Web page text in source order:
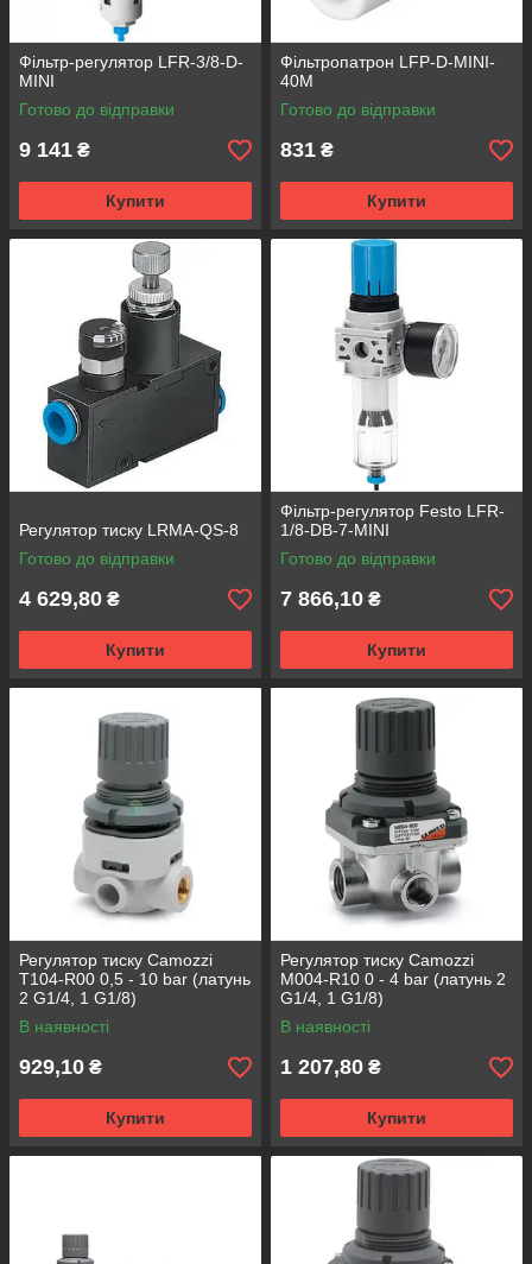
Фільтр-регулятор LFR-3/8-D-
MINI
Готово до відправки
9 141 ₴
Купити
Фільтропатрон LFP-D-MINI-
40M
Готово до відправки
831 ₴
Купити
Регулятор тиску LRMA-QS-8
Готово до відправки
4 629,80 ₴
Купити
Фільтр-регулятор Festo LFR-
1/8-DB-7-MINI
Готово до відправки
7 866,10 ₴
Купити
Регулятор тиску Camozzi
T104-R00 0,5 - 10 bar (латунь
2 G1/4, 1 G1/8)
В наявності
929,10 ₴
Купити
Регулятор тиску Camozzi
M004-R10 0 - 4 bar (латунь 2
G1/4, 1 G1/8)
В наявності
1 207,80 ₴
Купити